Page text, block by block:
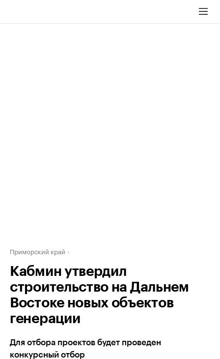
Приморский край
Кабмин утвердил
строительство на Дальнем
Востоке новых объектов
генерации
Для отбора проектов будет проведен
конкурсный отбор